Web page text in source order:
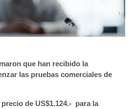
que han recibido la
las pruebas comerciales de
de US$1.124.- para la